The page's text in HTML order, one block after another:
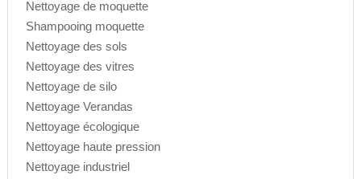
Nettoyage de moquette
Shampooing moquette
Nettoyage des sols
Nettoyage des vitres
Nettoyage de silo
Nettoyage Verandas
Nettoyage écologique
Nettoyage haute pression
Nettoyage industriel